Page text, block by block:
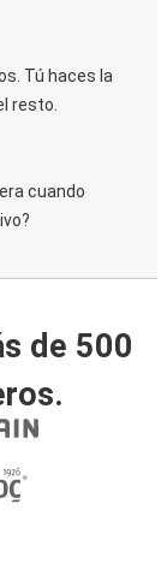
Tú haces la
resto.
cuando
de 500